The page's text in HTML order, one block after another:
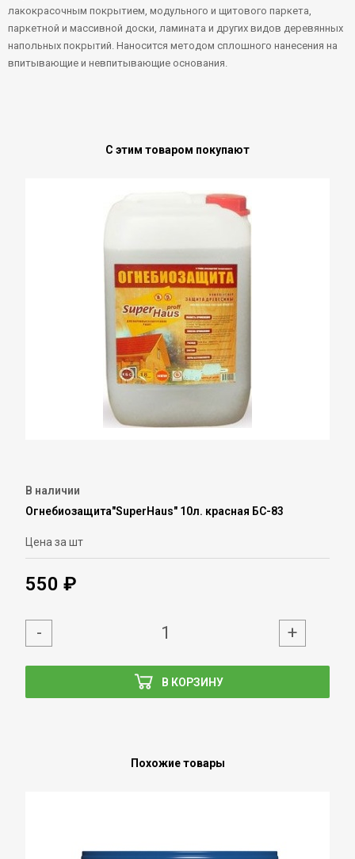
лакокрасочным покрытием, модульного и щитового паркета,
паркетной и массивной доски, ламината и других видов деревянных
напольных покрытий. Наносится методом сплошного нанесения на
впитывающие и невпитывающие основания.
С этим товаром покупают
В наличии
Огнебиозащита"SuperHaus" 10л. красная БС-83
Цена за шт
550 ₽
В КОРЗИНУ
- +
Похожие товары